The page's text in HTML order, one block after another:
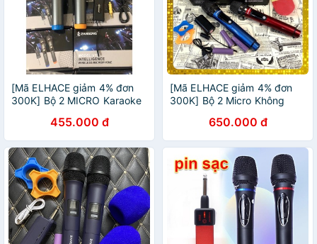
[Mã ELHACE giảm 4% đơn
300K] Bộ 2 MICRO Karaoke
Chất Lượng Cao - BH 6
Tháng - Hưng Long PC
455.000 đ
[Mã ELHACE giảm 4% đơn
300K] Bộ 2 Micro Không
650.000 đ